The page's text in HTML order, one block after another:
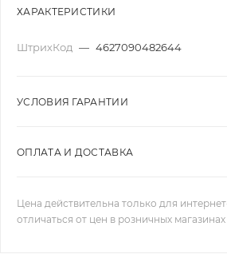
ХАРАКТЕРИСТИКИ
ШтрихКод — 4627090482644
УСЛОВИЯ ГАРАНТИИ
ОПЛАТА И ДОСТАВКА
Цена действительна только для
отличаться от цен в розничных магазинах